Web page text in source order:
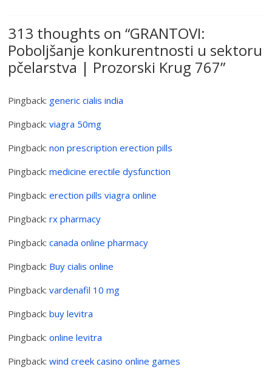
313 thoughts on “GRANTOVI:
Poboljšanje konkurentnosti u sektoru
pčelarstva | Prozorski Krug 767”
Pingback: generic cialis india
Pingback:viagra 50mg
Pingback:non prescription erection pills
Pingback:medicine erectile dysfunction
Pingback:erection pills viagra online
Pingback:rx pharmacy
Pingback:canada online pharmacy
Pingback: Buy cialis online
Pingback:vardenafil 10 mg
Pingback:buy levitra
Pingback:online levitra
Pingback:wind creek casino online games